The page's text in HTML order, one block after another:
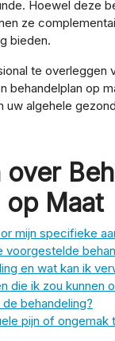
Hoewel deze
ze
bieden.
te overleggen
op
algehele
Maat
mijn specifieke
voorgestelde
en wat kan ik
die ik zou kunnen
behandeling?
pijn of ongemak